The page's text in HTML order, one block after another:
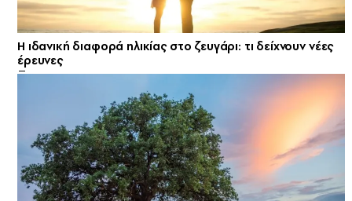
Η ιδανική διαφορά ηλικίας στο ζευγάρι: τι δείχνουν νέες
έρευνες